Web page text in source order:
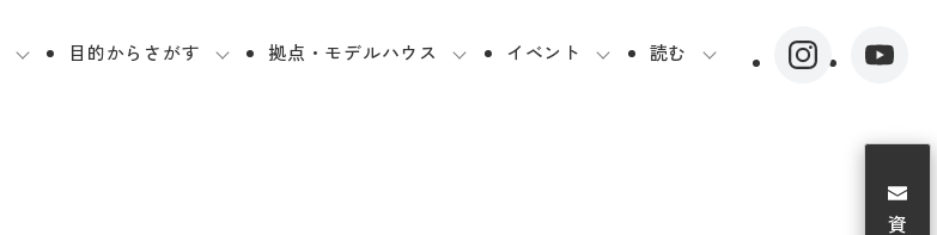
目的からさがす 拠点・モデルハウス イベント 読む